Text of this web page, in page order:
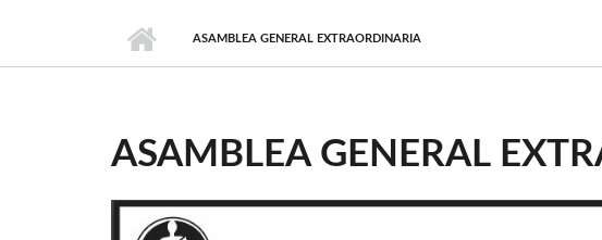
ASAMBLEA GENERAL EXTRAORDINARIA
ASAMBLEA GENERAL